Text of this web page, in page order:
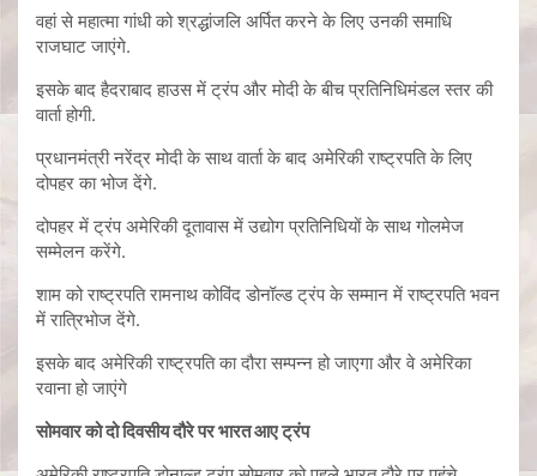
वहां से महात्मा गांधी को श्रद्धांजलि अर्पित करने के लिए उनकी समाधि
राजघाट जाएंगे.
इसके बाद हैदराबाद हाउस में ट्रंप और मोदी के बीच प्रतिनिधिमंडल स्तर की
वार्ता होगी.
प्रधानमंत्री नरेंद्र मोदी के साथ वार्ता के बाद अमेरिकी राष्ट्रपति के लिए
दोपहर का भोज देंगे.
दोपहर में ट्रंप अमेरिकी दूतावास में उद्योग प्रतिनिधियों के साथ गोलमेज
सम्मेलन करेंगे.
शाम को राष्ट्रपति रामनाथ कोविंद डोनॉल्ड ट्रंप के सम्मान में राष्ट्रपति भवन
में रात्रिभोज देंगे.
इसके बाद अमेरिकी राष्ट्रपति का दौरा सम्पन्न हो जाएगा और वे अमेरिका
रवाना हो जाएंगे
सोमवार को दो दिवसीय दौरे पर भारत आए ट्रंप